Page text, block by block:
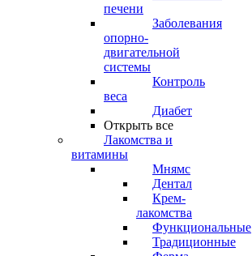
печени
Заболевания
опорно-
двигательной
системы
Контроль
веса
Диабет
Открыть все
Лакомства и
витамины
Мнямс
Дентал
Крем-
лакомства
Функциональные
Традиционные